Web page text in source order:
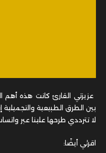
عزيزتي القارئ كانت هذه
بين الطرق الطبيعية
لا تترددي طرحها علينا عبر
اقرئي أيضًا: